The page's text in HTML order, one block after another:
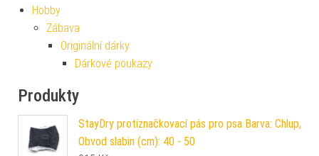
Hobby
Zábava
Originální dárky
Dárkové poukazy
Produkty
StayDry protiznačkovací pás pro psa Barva: Chlup,
Obvod slabin (cm): 40 - 50